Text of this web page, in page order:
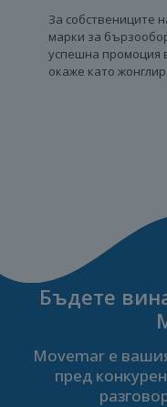
За собствениците
марки за
успешна промоция
окаже като
Бъдете
Movemar е
пред